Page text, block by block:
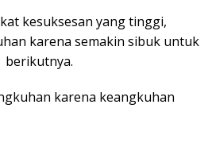
kesuksesan yang tinggi,
karena semakin sibuk untuk
berikutnya.
karena keangkuhan